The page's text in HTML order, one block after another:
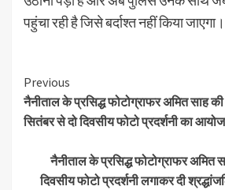
पहुंचा रही है जिसे बर्दाश्त नहीं किया जाएगा।
Continue
Reading
Previous
नैनीताल के प्रसिद्ध फोटोग्राफर अमित साह
सितंबर से दो दिवसीय फोटो प्रदर्शनी का
नैनीताल के प्रसिद्ध फोटोग्राफर अमित
दिवसीय फोटो प्रदर्शनी लगाकर दी